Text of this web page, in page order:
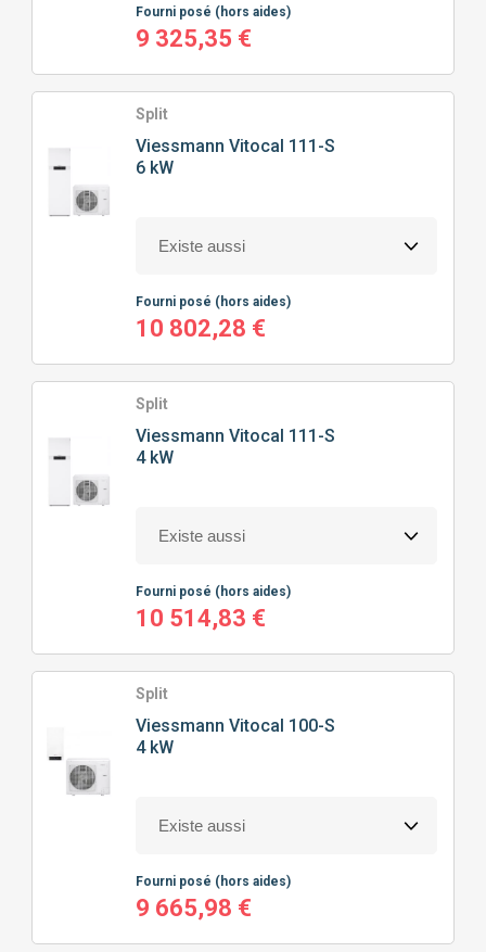
Fourni posé (hors aides)
9 325,35 €
Split
Viessmann Vitocal 111-S
6 kW
Fourni posé (hors aides)
10 802,28 €
Split
Viessmann Vitocal 111-S
4 kW
Fourni posé (hors aides)
10 514,83 €
Split
Viessmann Vitocal 100-S
4 kW
Fourni posé (hors aides)
9 665,98 €